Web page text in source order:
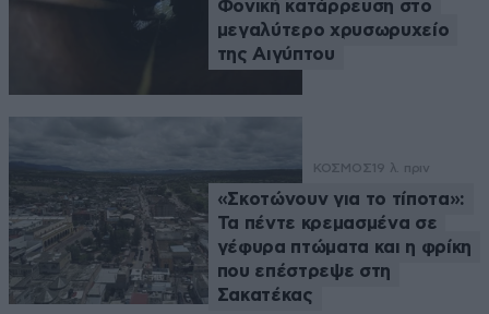
Φονική κατάρρευση στο
μεγαλύτερο χρυσωρυχείο
της Αιγύπτου
ΚΟΣΜΟΣ 19 λ. πριν
«Σκοτώνουν για το τίποτα»:
Τα πέντε κρεμασμένα σε
γέφυρα πτώματα και η φρίκη
που επέστρεψε στη
Σακατέκας